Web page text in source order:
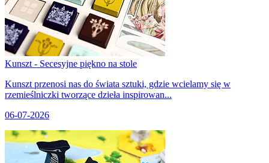
Kunszt - Secesyjne piękno na stole
Kunszt przenosi nas do świata sztuki, gdzie wcielamy się w
rzemieślniczki tworzące dzieła inspirowan...
06-07-2026